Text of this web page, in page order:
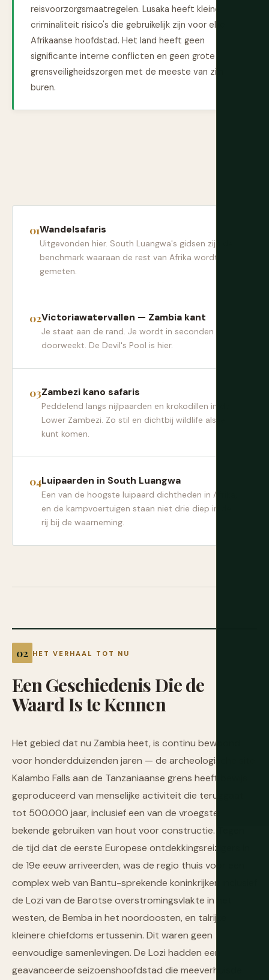
reisvoorzorgsmaatregelen. Lusaka heeft kleine
criminaliteit risico's die gebruikelijk zijn voor elke
Afrikaanse hoofdstad. Het land heeft geen
significante interne conflicten en geen grote
grensveiligheidszorgen met de meeste van zijn
buren.
Wandelsafaris
Uitgevonden hier. South Luangwa's gidsen zijn de
benchmark waaraan de rest van Afrika wordt
gemeten.
Victoriawatervallen — Zambia kant
Je staat aan de rand. Je wordt in seconden
doorweekt. De Devil's Pool is hier.
Zambezi kano safaris
Peddelend langs nijlpaarden en krokodillen in de
Lower Zambezi. Zo stil en dichtbij wildlife als je
kunt komen.
Luipaarden in South Luangwa
Een van de hoogste luipaard dichtheden in Afrika,
en de kampvoertuigen staan niet drie diep in de
rij bij de waarneming.
HET VERHAAL TOT NU
EenGeschiedenisDiede
WaardIsteKennen
Het gebied dat nu Zambia heet, is continu bewoond
voor honderdduizenden jaren — de archeologische site
Kalambo Falls aan de Tanzaniaanse grens heeft bewijs
geproduceerd van menselijke activiteit die teruggaat
tot 500.000 jaar, inclusief een van de vroegste
bekende gebruiken van hout voor constructie. Tegen
de tijd dat de eerste Europese ontdekkingsreizigers in
de 19e eeuw arriveerden, was de regio thuis voor een
complex web van Bantu-sprekende koninkrijken inclusief
de Lozi van de Barotse overstromingsvlakte in het
westen, de Bemba in het noordoosten, en talrijke
kleinere chiefdoms ertussenin. Dit waren geen
eenvoudige samenlevingen. De Lozi hadden een
geavanceerde seizoenshoofdstad die meeverhuisde